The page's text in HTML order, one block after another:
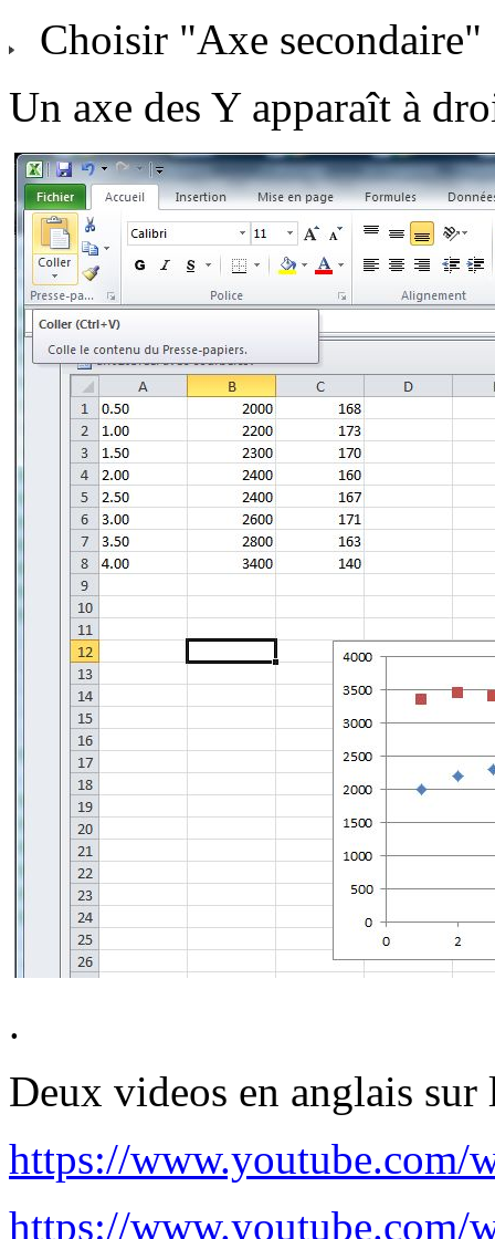
Choisir "Axe secondaire"
Un axe des Y apparaît à
.
Deux videos en anglais sur
https://www.youtube.com/
https://www.youtube.com/